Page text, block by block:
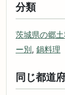
分類
茨城県の郷
ー別, 鍋料理
同じ都道